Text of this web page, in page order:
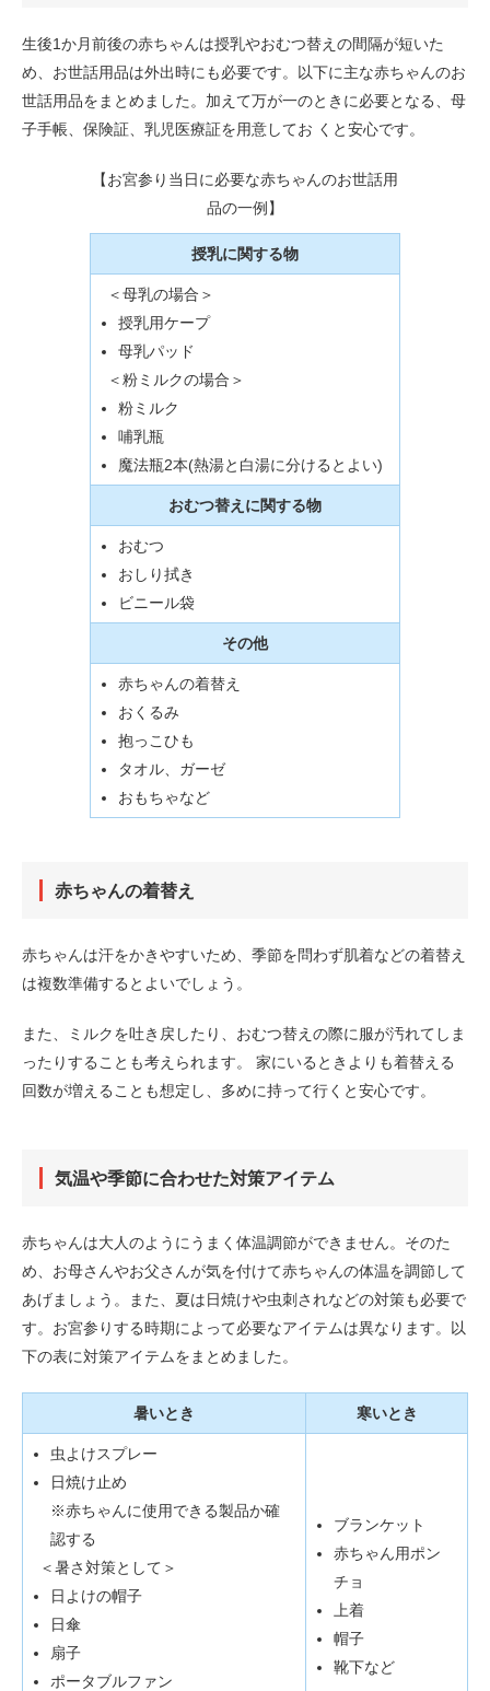
生後1か月前後の赤ちゃんは授乳やおむつ替えの間隔が短いた
め、お世話用品は外出時にも必要です。以下に主な赤ちゃんのお
世話用品をまとめました。加えて万が一のときに必要となる、母
子手帳、保険証、乳児医療証を用意してお くと安心です。
【お宮参り当日に必要な赤ちゃんのお世話用
品の一例】
授乳に関する物
＜母乳の場合＞
授乳用ケープ
母乳パッド
＜粉ミルクの場合＞
粉ミルク
哺乳瓶
魔法瓶2本(熱湯と白湯に分けるとよい)
おむつ替えに関する物
おむつ
おしり拭き
ビニール袋
その他
赤ちゃんの着替え
おくるみ
抱っこひも
タオル、ガーゼ
おもちゃなど
赤ちゃんの着替え
赤ちゃんは汗をかきやすいため、季節を問わず肌着などの着替え
は複数準備するとよいでしょう。
また、ミルクを吐き戻したり、おむつ替えの際に服が汚れてしま
ったりすることも考えられます。 家にいるときよりも着替える
回数が増えることも想定し、多めに持って行くと安心です。
気温や季節に合わせた対策アイテム
赤ちゃんは大人のようにうまく体温調節ができません。そのた
め、お母さんやお父さんが気を付けて赤ちゃんの体温を調節して
あげましょう。また、夏は日焼けや虫刺されなどの対策も必要で
す。お宮参りする時期によって必要なアイテムは異なります。以
下の表に対策アイテムをまとめました。
暑いとき 寒いとき
虫よけスプレー
日焼け止め
※赤ちゃんに使用できる製品か確
認する
＜暑さ対策として＞
日よけの帽子
日傘
扇子
ポータブルファン
ブランケット
赤ちゃん用ポン
チョ
上着
帽子
靴下など